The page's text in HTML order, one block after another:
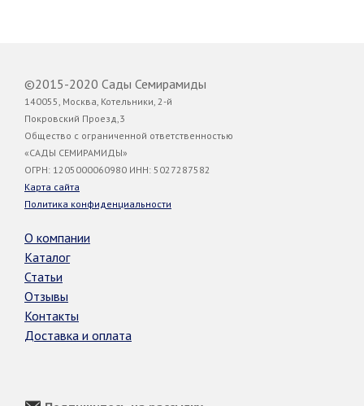
©2015-2020 Сады Семирамиды
140055, Москва, Котельники, 2-й
Покровский Проезд,3
Общество с ограниченной ответственностью
«САДЫ СЕМИРАМИДЫ»
ОГРН: 1205000060980 ИНН: 5027287582
Карта сайта
Политика конфиденциальности
О компании
Каталог
Статьи
Отзывы
Контакты
Доставка и оплата